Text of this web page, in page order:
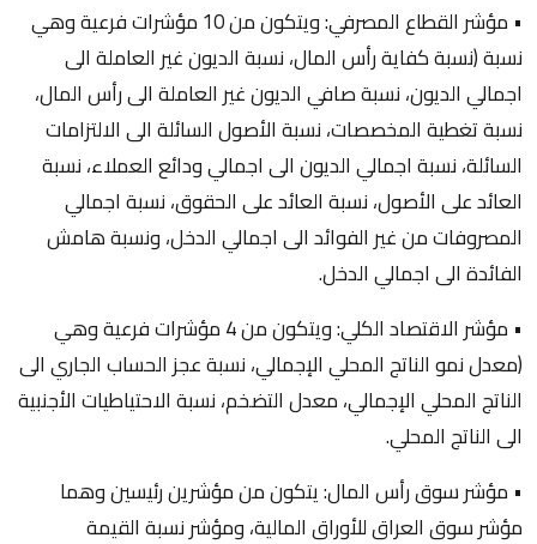
• مؤشر القطاع المصرفي: ويتكون من 10 مؤشرات فرعية وهي
نسبة (نسبة كفاية رأس المال، نسبة الديون غير العاملة الى
اجمالي الديون، نسبة صافي الديون غير العاملة الى رأس المال،
نسبة تغطية المخصصات، نسبة الأصول السائلة الى الالتزامات
السائلة، نسبة اجمالي الديون الى اجمالي ودائع العملاء، نسبة
العائد على الأصول، نسبة العائد على الحقوق، نسبة اجمالي
المصروفات من غير الفوائد الى اجمالي الدخل، ونسبة هامش
الفائدة الى اجمالي الدخل.
• مؤشر الاقتصاد الكلي: ويتكون من 4 مؤشرات فرعية وهي
(معدل نمو الناتج المحلي الإجمالي، نسبة عجز الحساب الجاري الى
الناتج المحلي الإجمالي، معدل التضخم، نسبة الاحتياطيات الأجنبية
الى الناتج المحلي.
• مؤشر سوق رأس المال: يتكون من مؤشرين رئيسين وهما
مؤشر سوق العراق للأوراق المالية، ومؤشر نسبة القيمة